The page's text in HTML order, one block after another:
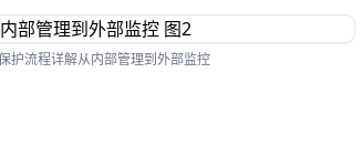
护流程详解从内部管理到外部监控